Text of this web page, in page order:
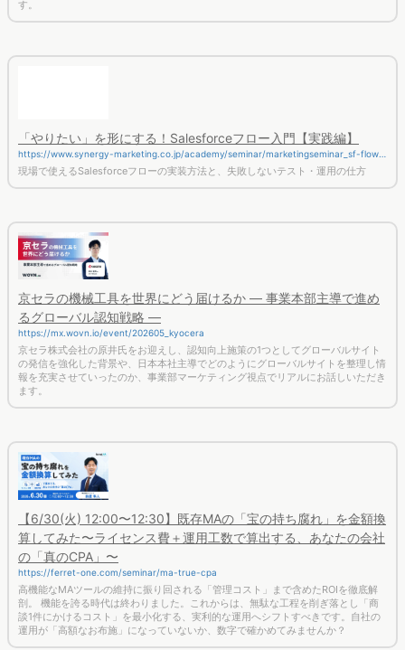
https://www.synergy-marketing.co.jp/academy/seminar/marketingseminar_sf-flow-
practice/
現場で使えるSalesforceフローの実装方法と、失敗しないテスト・運用の仕方
るグローバル認知戦略 ―
https://mx.wovn.io/event/202605_kyocera
京セラ株式会社の原井氏をお迎えし、認知向上施策の1つとしてグローバルサイト
の発信を強化した背景や、日本本社主導でどのようにグローバルサイトを整理し情
報を充実させていったのか、事業部マーケティング視点でリアルにお話しいただき
ます。
算してみた〜ライセンス費＋運用工数で算出する、あなたの会社
の「真のCPA」〜
https://ferret-one.com/seminar/ma-true-cpa
高機能なMAツールの維持に振り回される「管理コスト」まで含めたROIを徹底解
剖。 機能を誇る時代は終わりました。これからは、無駄な工程を削ぎ落とし「商
談1件にかけるコスト」を最小化する、実利的な運用へシフトすべきです。自社の
運用が「高額なお布施」になっていないか、数字で確かめてみませんか？